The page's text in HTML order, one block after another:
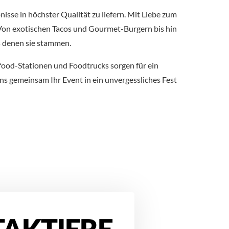
in höchster Qualität zu liefern. Mit Liebe zum
exotischen Tacos und Gourmet-Burgern bis hin
sie stammen.
Stationen und Foodtrucks sorgen für ein
gemeinsam Ihr Event in ein unvergessliches Fest